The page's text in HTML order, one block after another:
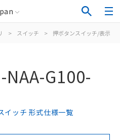
> スイッチ > 押ボタンスイッチ/表示灯
G100-
イッチ 形式仕様一覧